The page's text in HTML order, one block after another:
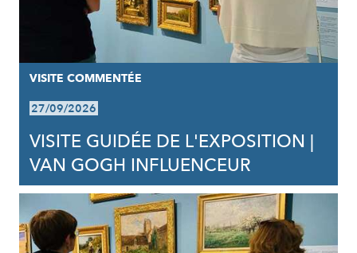
VISITE COMMENTÉE
27/09/2026
VISITE GUIDÉE DE L'EXPOSITION |
VAN GOGH INFLUENCEUR